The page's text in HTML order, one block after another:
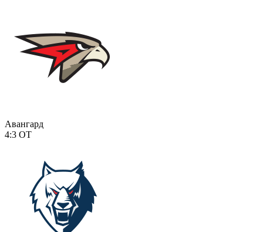
Авангард
4:3 ОТ